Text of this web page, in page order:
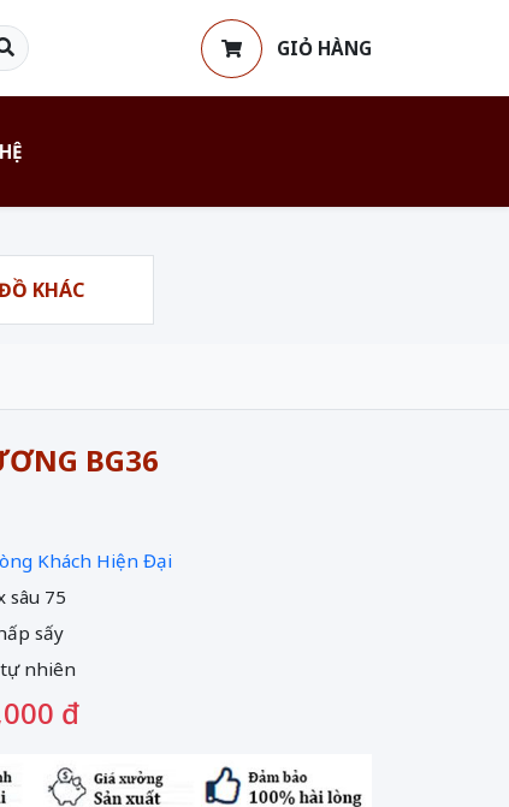
GIỎ HÀNG
KHÁC
BG36
Khách Hiện Đại
sâu 75
sấy
nhiên
đ